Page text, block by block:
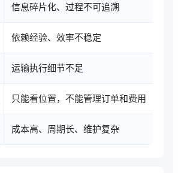
信息碎片化、过程不可追溯
依赖经验、效率不稳定
运输执行细节不足
只能看位置，不能管理订单和费用
成本高、周期长、维护复杂